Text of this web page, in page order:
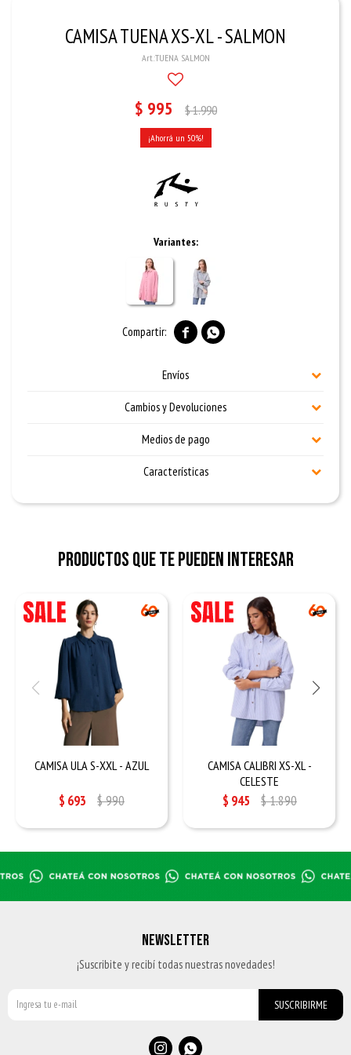
CAMISA TUENA XS-XL - SALMON
TUENA SALMON
$ 995 $1.990
50
Variantes:
 
Envíos
Cambios y Devoluciones
Medios de pago
Características
Productos que te pueden interesar
CAMISA ULA S-XXL - AZUL
$ 693 $990
CAMISA CALIBRI XS-XL -
CELESTE
$ 945 $1.890
NEWSLETTER
¡Suscribite y recibí todas nuestras novedades!
SUSCRIBIRME
 